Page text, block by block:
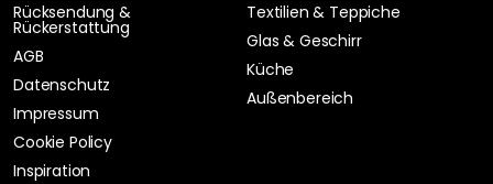
Rücksendung &
Rückerstattung
AGB
Datenschutz
Impressum
Cookie Policy
Inspiration
Textilien & Teppiche
Glas & Geschirr
Küche
Außenbereich